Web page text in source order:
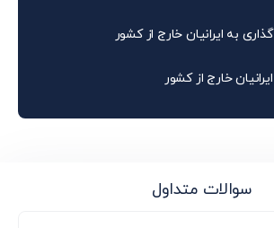
به ایرانیان خارج از کشور
خارج از کشور
سوالات متداول